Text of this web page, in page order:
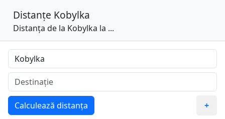
Distanțe Kobylka
Distanța de la Kobylka la ...
Calculează distanța +